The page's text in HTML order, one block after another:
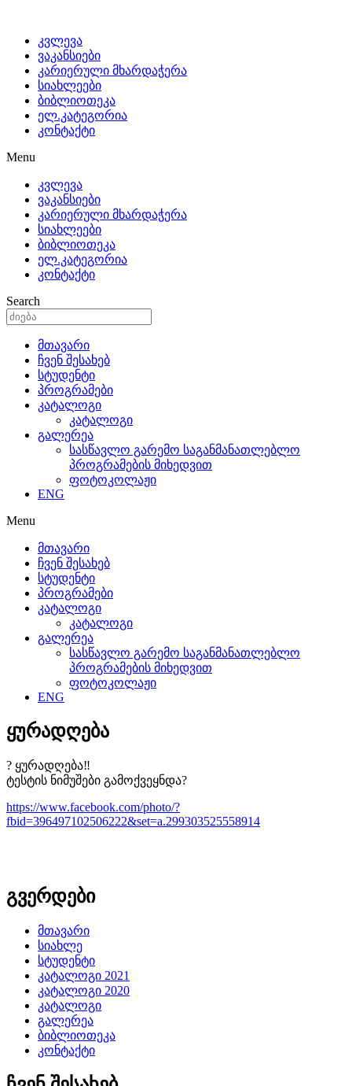
კვლევა
ვაკანსიები
კარიერული მხარდაჭერა
სიახლეები
ბიბლიოთეკა
ელ.კატეგორია
კონტაქტი
Menu
კვლევა
ვაკანსიები
კარიერული მხარდაჭერა
სიახლეები
ბიბლიოთეკა
ელ.კატეგორია
კონტაქტი
Search
მთავარი
ჩვენ შესახებ
სტუდენტი
პროგრამები
კატალოგი
კატალოგი
გალერეა
სასწავლო გარემო საგანმანათლებლო
პროგრამების მიხედვით
ფოტოკოლაჟი
ENG
Menu
მთავარი
ჩვენ შესახებ
სტუდენტი
პროგრამები
კატალოგი
კატალოგი
გალერეა
სასწავლო გარემო საგანმანათლებლო
პროგრამების მიხედვით
ფოტოკოლაჟი
ENG
ყურადღება
? ყურადღება‼️
ტესტის ნიმუშები გამოქვეყნდა?
https://www.facebook.com/photo/?
fbid=396497102506222&set=a.299303525558914
გვერდები
მთავარი
სიახლე
სტუდენტი
კატალოგი 2021
კატალოგი 2020
კატალოგი
გალერეა
ბიბლიოთეკა
კონტაქტი